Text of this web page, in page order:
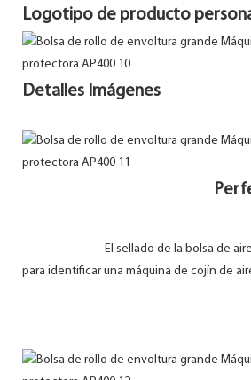
Logotipo de producto
Detalles Imágenes
Perfecto
El sellado de la bolsa de aire es
para identificar una máquina